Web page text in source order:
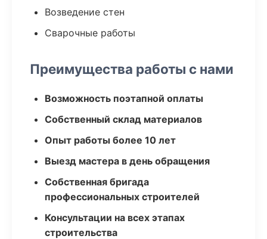
Возведение стен
Сварочные работы
Преимущества работы с нами
Возможность поэтапной оплаты
Собственный склад материалов
Опыт работы более 10 лет
Выезд мастера в день обращения
Собственная бригада
профессиональных строителей
Консультации на всех этапах
строительства